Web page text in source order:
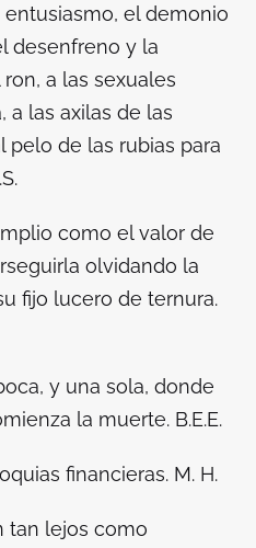
el demonio
desenfreno y la
a las sexuales
a las axilas de las
pelo de las rubias para
como el valor de
olvidando la
fijo lucero de ternura.
y una sola, donde
la muerte. B.E.E.
financieras. M. H.
tan lejos como